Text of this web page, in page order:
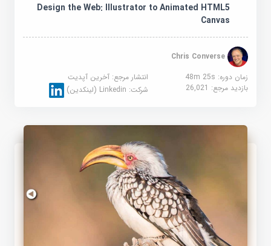
Design the Web: Illustrator to Animated HTML5
Canvas
Chris Converse
زمان دوره: 48m 25s
انتشار مرجع:آخرین آپدیت
بازدید مرجع:26,021 شرکت:Linkedin (لینکدین)